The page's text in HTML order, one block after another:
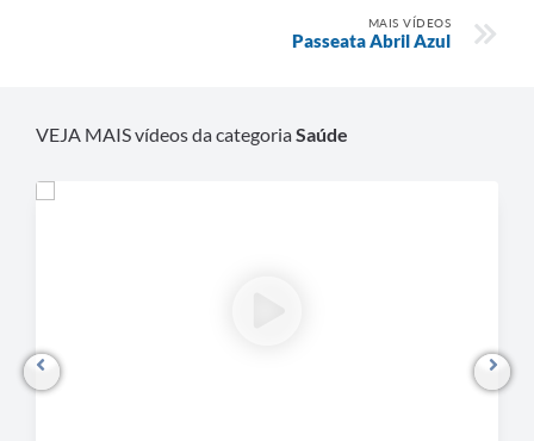
MAIS VÍDEOS
Passeata Abril Azul
VEJA MAIS vídeos da categoriaSaúde